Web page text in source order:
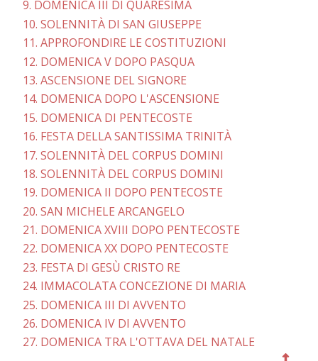
9. DOMENICA III DI QUARESIMA
10. SOLENNITÀ DI SAN GIUSEPPE
11. APPROFONDIRE LE COSTITUZIONI
12. DOMENICA V DOPO PASQUA
13. ASCENSIONE DEL SIGNORE
14. DOMENICA DOPO L'ASCENSIONE
15. DOMENICA DI PENTECOSTE
16. FESTA DELLA SANTISSIMA TRINITÀ
17. SOLENNITÀ DEL CORPUS DOMINI
18. SOLENNITÀ DEL CORPUS DOMINI
19. DOMENICA II DOPO PENTECOSTE
20. SAN MICHELE ARCANGELO
21. DOMENICA XVIII DOPO PENTECOSTE
22. DOMENICA XX DOPO PENTECOSTE
23. FESTA DI GESÙ CRISTO RE
24. IMMACOLATA CONCEZIONE DI MARIA
25. DOMENICA III DI AVVENTO
26. DOMENICA IV DI AVVENTO
27. DOMENICA TRA L'OTTAVA DEL NATALE